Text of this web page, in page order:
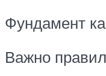
Фундамент
Важно